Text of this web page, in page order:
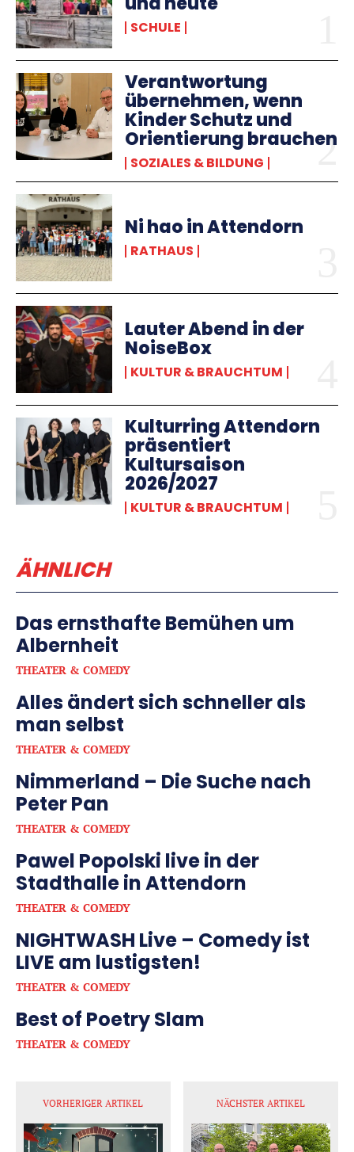
SCHULE
Verantwortung
übernehmen, wenn
Kinder Schutz und
Orientierung brauchen
SOZIALES & BILDUNG
Ni hao in Attendorn
RATHAUS
Lauter Abend in der
NoiseBox
KULTUR & BRAUCHTUM
Kulturring Attendorn
präsentiert
Kultursaison
2026/2027
KULTUR & BRAUCHTUM
ÄHNLICH
Das ernsthafte Bemühen um
Albernheit
THEATER & COMEDY
Alles ändert sich schneller als
man selbst
THEATER & COMEDY
Nimmerland – Die Suche nach
Peter Pan
THEATER & COMEDY
Pawel Popolski live in der
Stadthalle in Attendorn
THEATER & COMEDY
NIGHTWASH Live – Comedy ist
LIVE am lustigsten!
THEATER & COMEDY
Best of Poetry Slam
THEATER & COMEDY
VORHERIGER ARTIKEL NÄCHSTER ARTIKEL